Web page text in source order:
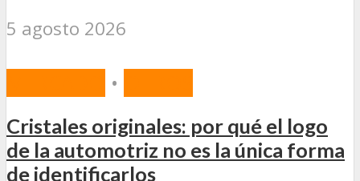
5 agosto 2026
•
Cristales originales: por qué el logo
de la automotriz no es la única forma
de identificarlos